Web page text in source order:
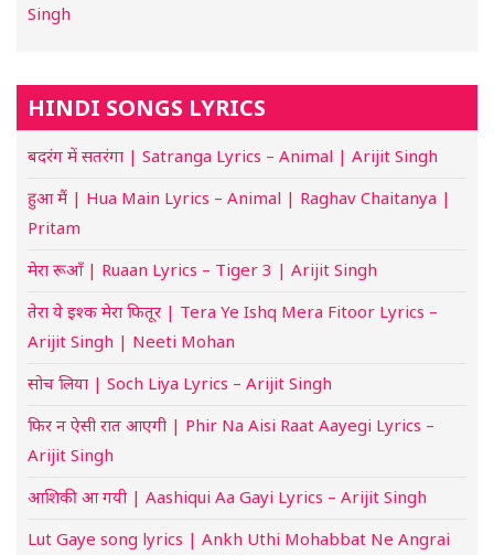
Singh
HINDI SONGS LYRICS
बदरंग में सतरंगा | Satranga Lyrics – Animal | Arijit Singh
हुआ मैं | Hua Main Lyrics – Animal | Raghav Chaitanya |
Pritam
मेरा रूआँ | Ruaan Lyrics – Tiger 3 | Arijit Singh
तेरा ये इश्क मेरा फितूर | Tera Ye Ishq Mera Fitoor Lyrics –
Arijit Singh | Neeti Mohan
सोच लिया | Soch Liya Lyrics – Arijit Singh
फिर न ऐसी रात आएगी | Phir Na Aisi Raat Aayegi Lyrics –
Arijit Singh
आशिकी आ गयी | Aashiqui Aa Gayi Lyrics – Arijit Singh
Lut Gaye song lyrics | Ankh Uthi Mohabbat Ne Angrai